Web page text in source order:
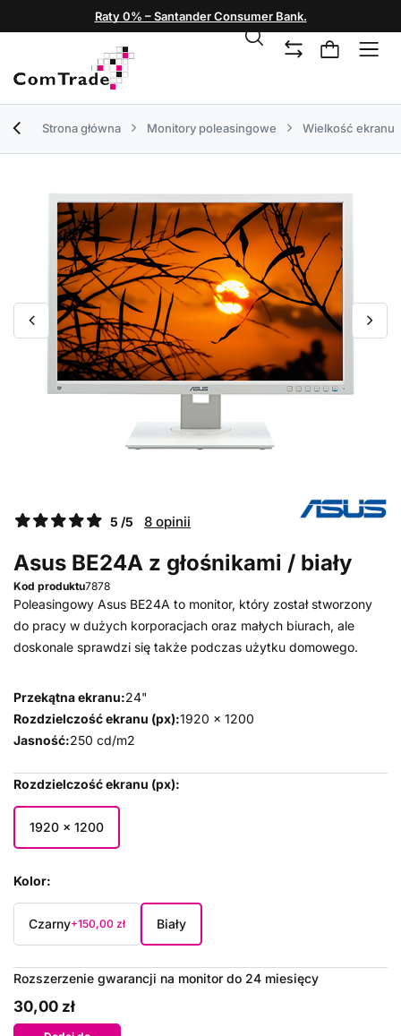
Raty 0% – Santander Consumer Bank.
Strona główna Monitory poleasingowe Wielkość ekranu
5 /5 8 opinii
Asus BE24A z głośnikami / biały
Kod produktu7878
Poleasingowy Asus BE24A to monitor, który został stworzony
do pracy w dużych korporacjach oraz małych biurach, ale
doskonale sprawdzi się także podczas użytku domowego.
Przekątna ekranu:24"
Rozdzielczość ekranu (px):1920 x 1200
Jasność:250 cd/m2
Rozdzielczość ekranu (px)
1920 x 1200
Kolor
Czarny+150,00 zł Biały
Rozszerzenie gwarancji na monitor do 24 miesięcy
30,00 zł